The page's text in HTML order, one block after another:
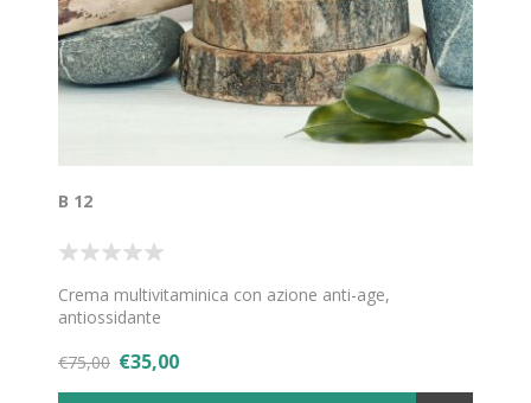
B 12
Crema multivitaminica con azione anti-age,
antiossidante
€75,00 €35,00